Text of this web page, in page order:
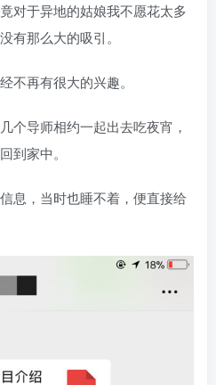
对于异地的姑娘我不愿花太多
有那么大的吸引。
不再有很大的兴趣。
个导师相约一起出去吃夜宵，
到家中。
息，当时也睡不着，便直接给